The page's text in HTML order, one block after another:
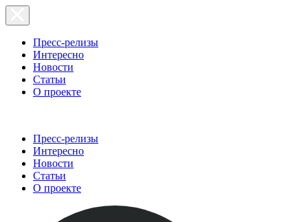
Пресс-релизы
Интересно
Новости
Статьи
О проекте
Пресс-релизы
Интересно
Новости
Статьи
О проекте